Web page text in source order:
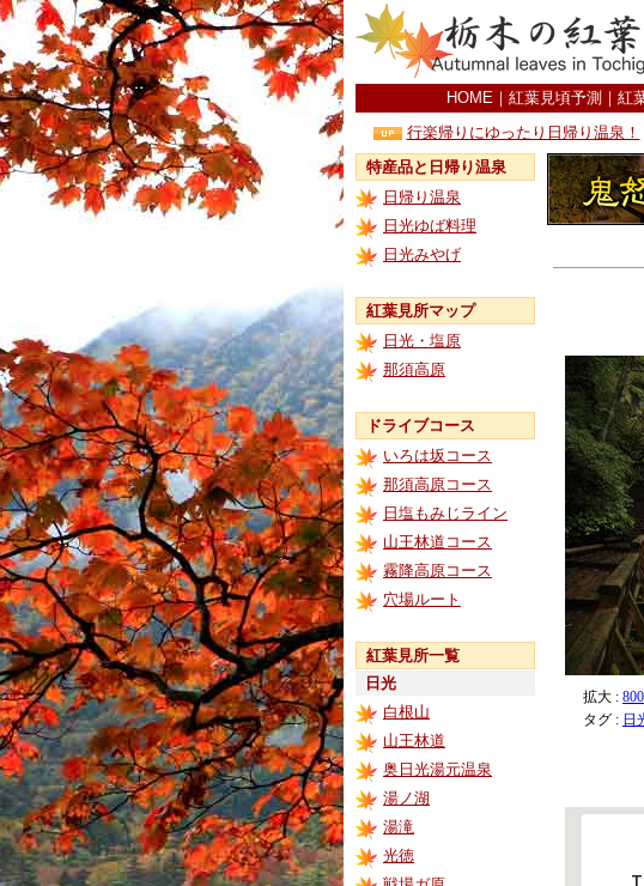
HOME ｜ 紅葉見頃予測 ｜ 紅
行楽帰りにゆったり日帰り温泉！
特産品と日帰り温泉
日帰り温泉
日光ゆば料理
日光みやげ
紅葉見所マップ
日光・塩原
那須高原
ドライブコース
いろは坂コース
那須高原コース
日塩もみじライン
山王林道コース
霧降高原コース
穴場ルート
紅葉見所一覧
日光
白根山
山王林道
奥日光湯元温泉
湯ノ湖
湯滝
光徳
拡大 :
タグ : 日